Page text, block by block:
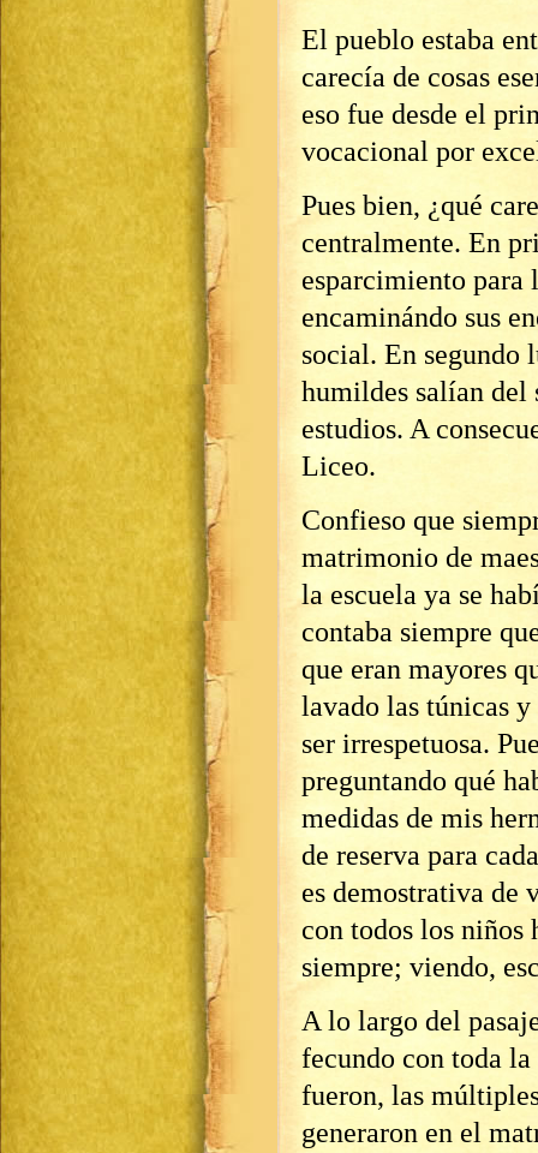
El pueblo estaba
carecía de cosas
eso fue desde el
vocacional por
Pues bien, ¿qué
centralmente. En
esparcimiento para
encaminándo sus
social. En segundo
humildes salían del
estudios. A
Liceo.
Confieso que
matrimonio de
la escuela ya se
contaba siempre
que eran mayores
lavado las túnicas y
ser irrespetuosa.
preguntando qué
medidas de mis
de reserva para
es demostrativa de
con todos los
siempre; viendo,
A lo largo del
fecundo con toda
fueron, las
generaron en el